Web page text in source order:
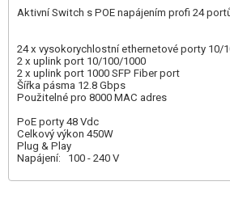
Aktivní Switch s POE napájením profi 24
24 x vysokorychlostní ethernetové porty 10/
2 x uplink port 10/100/1000
2 x uplink port 1000 SFP Fiber port
Šířka pásma 12.8 Gbps
Použitelné pro 8000 MAC adres
PoE porty 48 Vdc
Celkový výkon 450W
Plug & Play
Napájení: 100 - 240 V